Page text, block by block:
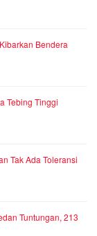
Bendera
Tebing Tinggi
Tak Ada Toleransi
Tuntungan, 213